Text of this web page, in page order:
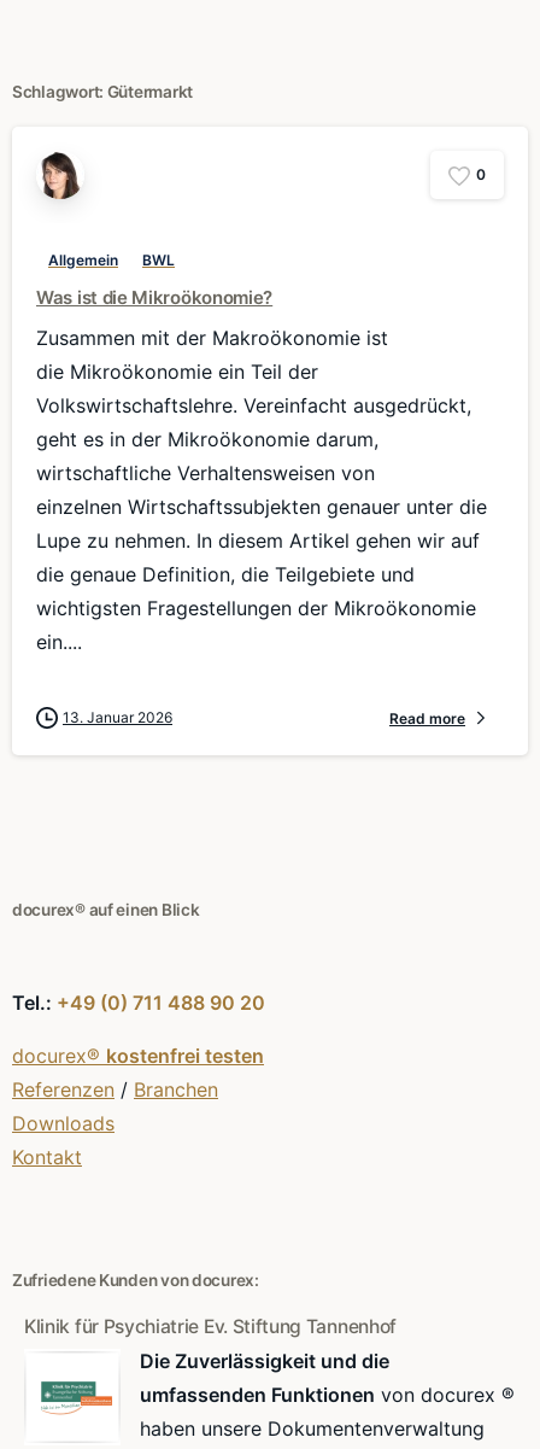
Schlagwort: Gütermarkt
0
Allgemein BWL
Was ist die Mikroökonomie?
Zusammen mit der Makroökonomie ist
die Mikroökonomie ein Teil der
Volkswirtschaftslehre. Vereinfacht ausgedrückt,
geht es in der Mikroökonomie darum,
wirtschaftliche Verhaltensweisen von
einzelnen Wirtschaftssubjekten genauer unter die
Lupe zu nehmen. In diesem Artikel gehen wir auf
die genaue Definition, die Teilgebiete und
wichtigsten Fragestellungen der Mikroökonomie
ein....
13. Januar 2026 Read more
docurex® auf einen Blick
Tel.: +49 (0) 711 488 90 20
docurex® kostenfrei testen
Referenzen / Branchen
Downloads
Kontakt
Zufriedene Kunden von docurex:
Klinik für Psychiatrie Ev. Stiftung Tannenhof
Die Zuverlässigkeit und die
umfassenden Funktionen von docurex ®
haben unsere Dokumentenverwaltung